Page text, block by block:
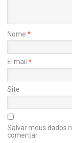
Nome *
E-mail *
Site
Salvar meus dados
comentar.